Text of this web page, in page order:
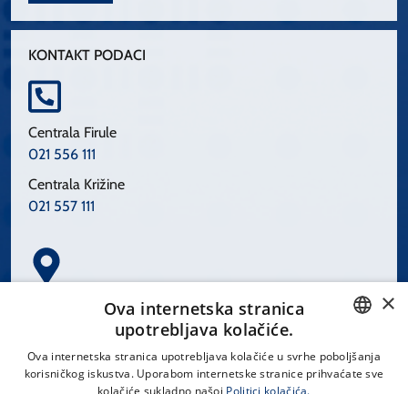
KONTAKT PODACI
Centrala Firule
021 556 111
Centrala Križine
021 557 111
Spinčićeva 1, 21000 Split
CROATIAN
×
Ova internetska stranica
upotrebljava kolačiće.
Ova internetska stranica upotrebljava kolačiće u svrhe poboljšanja
korisničkog iskustva. Uporabom internetske stranice prihvaćate sve
kolačiće sukladno našoj Politici kolačića.